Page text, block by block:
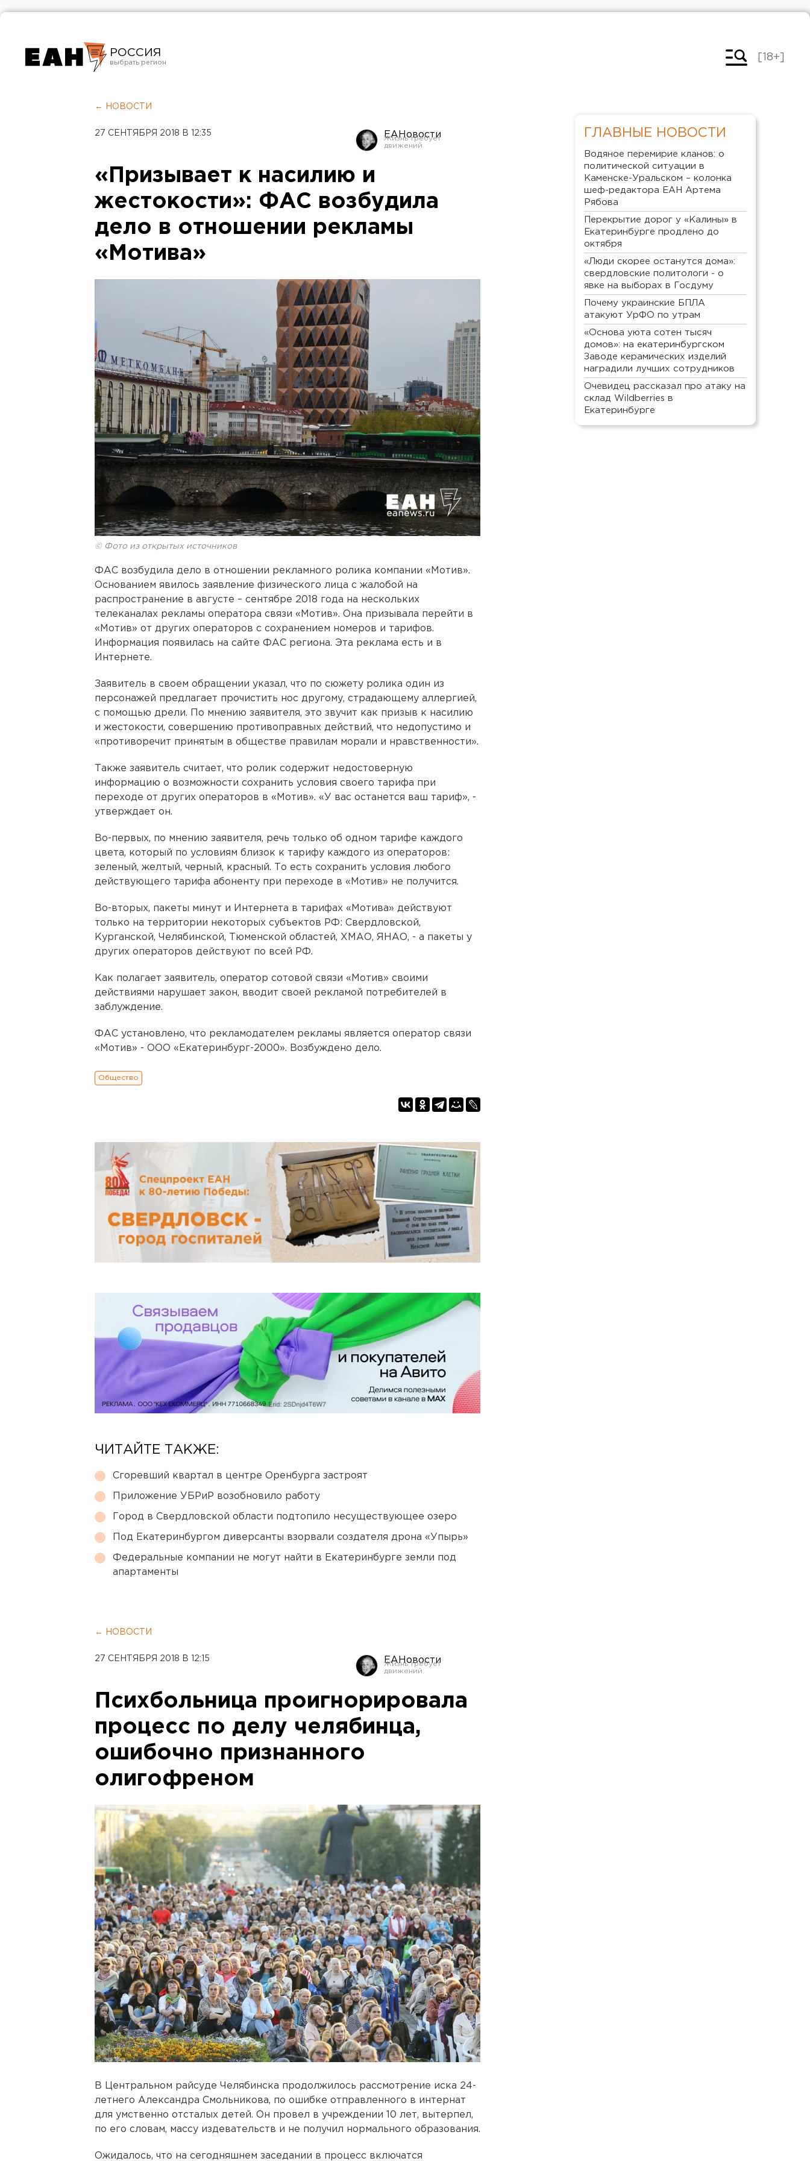
РОССИЯ
Челябинск
[18+]
← НОВОСТИ
27 СЕНТЯБРЯ 2018 В 12:35 ЕАНовости
«Призывает к насилию и
жестокости»: ФАС возбудила
дело в отношении рекламы
«Мотива»
© Фото из открытых источников
ФАС возбудила дело в отношении рекламного ролика компании «Мотив».
Основанием явилось заявление физического лица с жалобой на
распространение в августе – сентябре 2018 года на нескольких
телеканалах рекламы оператора связи «Мотив». Она призывала перейти в
«Мотив» от других операторов с сохранением номеров и тарифов.
Информация появилась на сайте ФАС региона. Эта реклама есть и в
Интернете.
Заявитель в своем обращении указал, что по сюжету ролика один из
персонажей предлагает прочистить нос другому, страдающему аллергией,
с помощью дрели. По мнению заявителя, это звучит как призыв к насилию
и жестокости, совершению противоправных действий, что недопустимо и
«противоречит принятым в обществе правилам морали и нравственности».
Также заявитель считает, что ролик содержит недостоверную
информацию о возможности сохранить условия своего тарифа при
переходе от других операторов в «Мотив». «У вас останется ваш тариф», -
утверждает он.
Во-первых, по мнению заявителя, речь только об одном тарифе каждого
цвета, который по условиям близок к тарифу каждого из операторов:
зеленый, желтый, черный, красный. То есть сохранить условия любого
действующего тарифа абоненту при переходе в «Мотив» не получится.
Во-вторых, пакеты минут и Интернета в тарифах «Мотива» действуют
только на территории некоторых субъектов РФ: Свердловской,
Курганской, Челябинской, Тюменской областей, ХМАО, ЯНАО, - а пакеты у
других операторов действуют по всей РФ.
Как полагает заявитель, оператор сотовой связи «Мотив» своими
действиями нарушает закон, вводит своей рекламой потребителей в
заблуждение.
ФАС установлено, что рекламодателем рекламы является оператор связи
«Мотив» - ООО «Екатеринбург-2000». Возбуждено дело.
Общество
ЧИТАЙТЕ ТАКЖЕ:
Сгоревший квартал в центре Оренбурга застроят
Приложение УБРиР возобновило работу
Город в Свердловской области подтопило несуществующее озеро
Под Екатеринбургом диверсанты взорвали создателя дрона «Упырь»
Федеральные компании не могут найти в Екатеринбурге земли под
апартаменты
← НОВОСТИ
27 СЕНТЯБРЯ 2018 В 12:15 ЕАНовости
Психбольница проигнорировала
процесс по делу челябинца,
ошибочно признанного
олигофреном
В Центральном райсуде Челябинска продолжилось рассмотрение иска 24-
летнего Александра Смольникова, по ошибке отправленного в интернат
для умственно отсталых детей. Он провел в учреждении 10 лет, вытерпел,
по его словам, массу издевательств и не получил нормального образования.
Ожидалось, что на сегодняшнем заседании в процесс включатся
ГЛАВНЫЕ НОВОСТИ
Водяное перемирие кланов: о
политической ситуации в
Каменске-Уральском – колонка
шеф-редактора ЕАН Артема
Рябова
Перекрытие дорог у «Калины» в
Екатеринбурге продлено до
октября
«Люди скорее останутся дома»:
свердловские политологи - о
явке на выборах в Госдуму
Почему украинские БПЛА
атакуют УрФО по утрам
«Основа уюта сотен тысяч
домов»: на екатеринбургском
Заводе керамических изделий
наградили лучших сотрудников
Очевидец рассказал про атаку на
склад Wildberries в
Екатеринбурге